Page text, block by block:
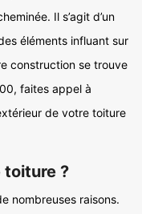
Il s’agit d’un
éléments influant sur
construction se trouve
faites appel à
de votre toiture
toiture ?
nombreuses raisons.